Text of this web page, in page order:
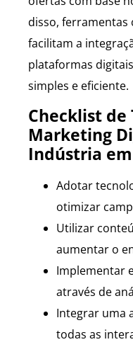
disso, ferramentas
facilitam a
plataformas
simples e eficiente.
Checklist de
Marketing
Indústria em
Adotar
otimizar
Utilizar
aumentar o
Implementar
através de
Integrar uma
todas as